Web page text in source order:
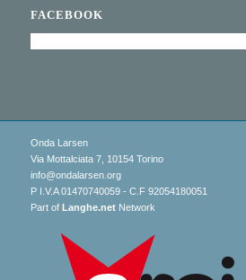
FACEBOOK
Onda Larsen
Via Mottalciata 7, 10154 Torino
info@ondalarsen.org
P I.V.A 01470740059 - C.F 92054180051
Part of Langhe.netNetwork